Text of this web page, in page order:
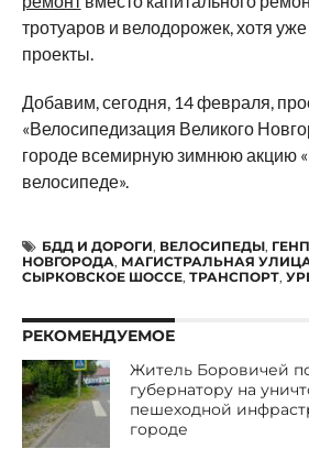
тротуаров и велодорожек, хотя
проекты.
Добавим, сегодня, 14 февраля,
«Велосипедизация Великого
городе всемирную зимнюю акцию
велосипеде».
БДД И ДОРОГИ, ВЕЛОСИПЕДЫ,
НОВГОРОДА, МАГИСТРАЛЬНАЯ
СЫРКОВСКОЕ ШОССЕ, ТРАНСПОРТ,
РЕКОМЕНДУЕМОЕ
Житель Боровичей
губернатору на
пешеходной
городе